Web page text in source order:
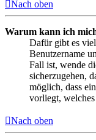
Nach oben
Warum kann ich
Dafür gibt es
Benutzername
Fall ist, wende
sicherzugehen,
möglich, dass
vorliegt,
Nach oben